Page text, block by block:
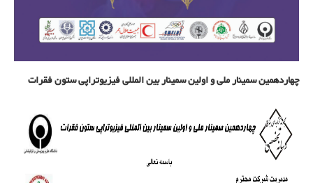
چهاردهمین سمینار ملی و اولین سمینار بین المللی فیزیوتراپی ستون فقرات